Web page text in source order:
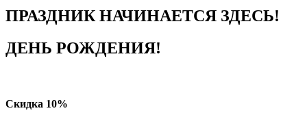
ПРАЗДНИК НАЧИНАЕТСЯ ЗДЕСЬ!
ДЕНЬ РОЖДЕНИЯ!
Скидка 10%